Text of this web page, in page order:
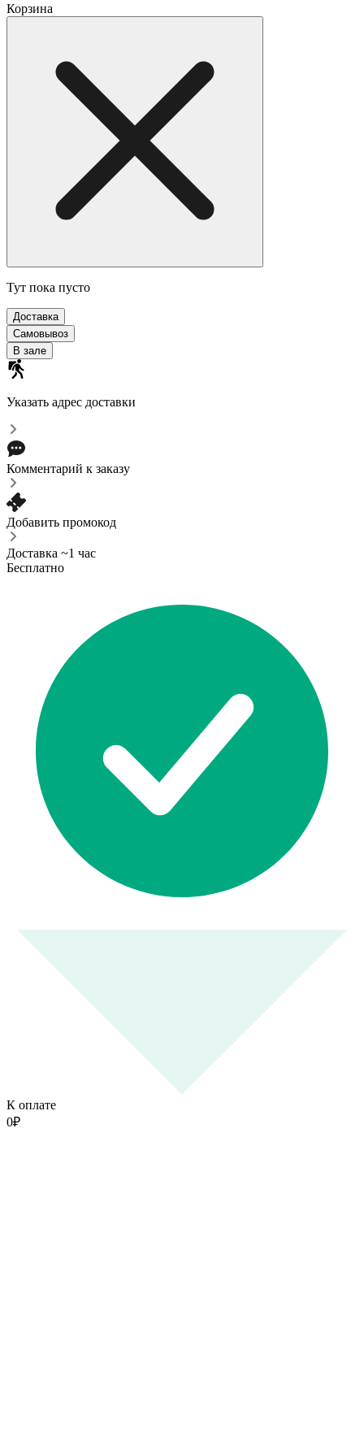
Корзина
Тут пока пусто
Доставка
Самовывоз
В зале
Указать адрес доставки
Комментарий к заказу
Добавить промокод
Доставка ~1 час
Бесплатно
К оплате
0₽